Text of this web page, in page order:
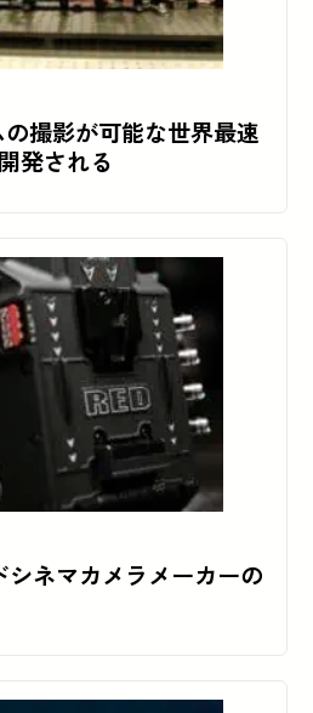
撮影が可能な世界最速
発される
ネマカメラメーカーの